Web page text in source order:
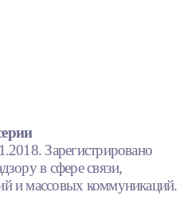
Зарегистрировано
в сфере связи,
и массовых коммуникаций.